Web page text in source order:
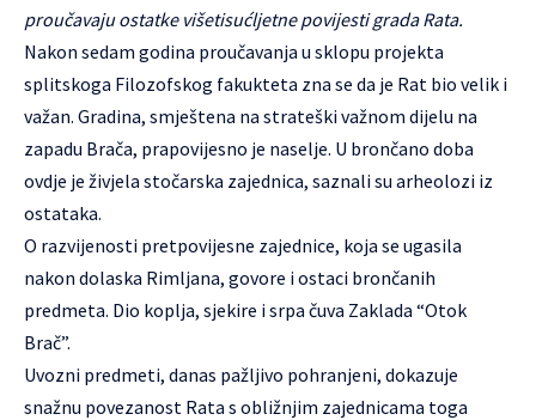
proučavaju ostatke višetisućljetne povijesti grada Rata.
Nakon sedam godina proučavanja u sklopu projekta
splitskoga Filozofskog fakukteta zna se da je Rat bio velik i
važan. Gradina, smještena na strateški važnom dijelu na
zapadu Brača, prapovijesno je naselje. U brončano doba
ovdje je živjela stočarska zajednica, saznali su arheolozi iz
ostataka.
O razvijenosti pretpovijesne zajednice, koja se ugasila
nakon dolaska Rimljana, govore i ostaci brončanih
predmeta. Dio koplja, sjekire i srpa čuva Zaklada “Otok
Brač”.
Uvozni predmeti, danas pažljivo pohranjeni, dokazuje
snažnu povezanost Rata s obližnjim zajednicama toga